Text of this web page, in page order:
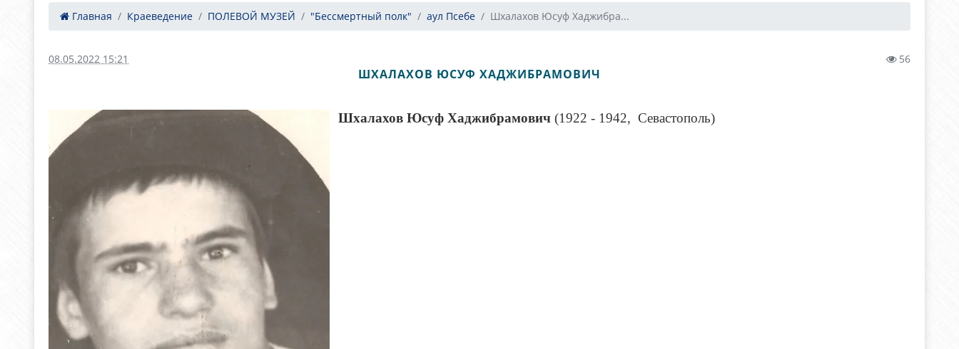
Главная Краеведение ПОЛЕВОЙ МУЗЕЙ "Бессмертный полк" аул Псебе Шхалахов Юсуф Хаджибра...
08.05.2022 15:21 56
ШХАЛАХОВ ЮСУФ ХАДЖИБРАМОВИЧ
Шхалахов Юсуф Хаджибрамович(1922 - 1942, Севастополь)